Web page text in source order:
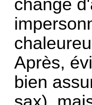
change
Après,
bien